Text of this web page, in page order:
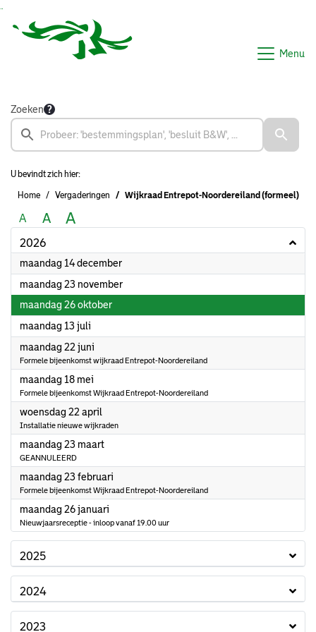
Menu
Zoeken
U bevindt zich hier:
Home Vergaderingen Wijkraad Entrepot-Noordereiland (formeel)
A A A
2026
maandag 14 december2026
maandag 23 november2026
maandag 26 oktober2026
maandag 13 juli
maandag 22 juni
Formele bijeenkomst wijkraad Entrepot-Noordereiland
maandag 18 mei
Formele bijeenkomst Wijkraad Entrepot-Noordereiland
woensdag 22 april
Installatie nieuwe wijkraden
maandag 23 maart2026
GEANNULEERD
maandag 23 februari
Formele bijeenkomst Wijkraad Entrepot-Noordereiland
maandag 26 januari
Nieuwjaarsreceptie - inloop vanaf 19.00 uur
2025
2024
2023